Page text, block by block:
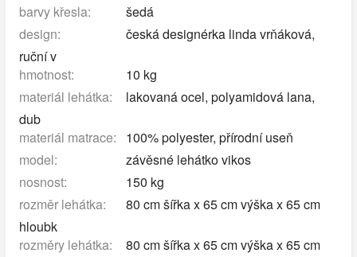
barvy křesla:
šedá
design:
česká designérka linda vrňáková,
ruční v
hmotnost:
10 kg
materiál lehátka:
lakovaná ocel, polyamidová lana,
dub
materiál matrace:
100% polyester, přírodní useň
model:
závěsné lehátko vikos
nosnost:
150 kg
rozměr lehátka:
80 cm šířka x 65 cm výška x 65 cm
hloubk
rozměry lehátka:
80 cm šířka x 65 cm výška x 65 cm